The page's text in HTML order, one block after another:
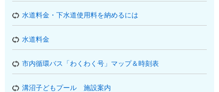
水道料金・下水道使用料を納めるには
水道料金
市内循環バス「わくわく号」マップ＆時刻表
溝沼子どもプール 施設案内